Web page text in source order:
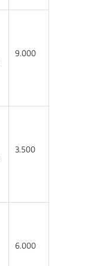
9.000
3.500
6.000